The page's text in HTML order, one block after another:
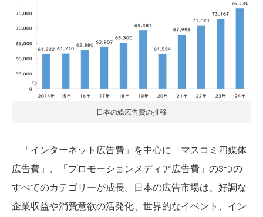
日本の総広告費の推移
「インターネット広告費」を中心に「マスコミ四媒体
広告費」、「プロモーションメディア広告費」の3つの
すべてのカテゴリーが成長。日本の広告市場は、好調な
企業収益や消費意欲の活発化、世界的なイベント、イン